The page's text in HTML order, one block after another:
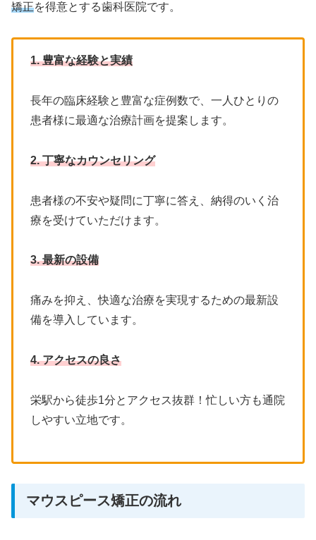
矯正を得意とする歯科医院です。
1. 豊富な経験と実績
長年の臨床経験と豊富な症例数で、一人ひとりの
患者様に最適な治療計画を提案します。
2. 丁寧なカウンセリング
患者様の不安や疑問に丁寧に答え、納得のいく治
療を受けていただけます。
3. 最新の設備
痛みを抑え、快適な治療を実現するための最新設
備を導入しています。
4. アクセスの良さ
栄駅から徒歩1分とアクセス抜群！忙しい方も通院
しやすい立地です。
マウスピース矯正の流れ